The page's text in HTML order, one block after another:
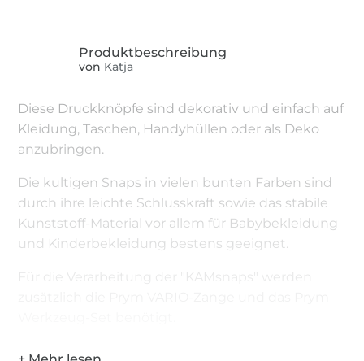
von Katja
Diese Druckknöpfe sind dekorativ und einfach auf
Kleidung, Taschen, Handyhüllen oder als Deko
anzubringen.
Die kultigen Snaps in vielen bunten Farben sind
durch ihre leichte Schlusskraft sowie das stabile
Kunststoff-Material vor allem für Babybekleidung
und Kinderbekleidung bestens geeignet.
Für die Verarbeitung der "KAMsnaps" werden